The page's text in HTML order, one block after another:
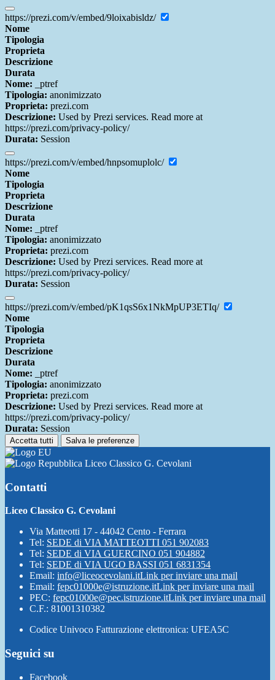
https://prezi.com/v/embed/9loixabisldz/
Nome
Tipologia
Proprieta
Descrizione
Durata
Nome: _ptref
Tipologia: anonimizzato
Proprieta: prezi.com
Descrizione: Used by Prezi services. Read more at
https://prezi.com/privacy-policy/
Durata: Session
https://prezi.com/v/embed/hnpsomuplolc/
Nome
Tipologia
Proprieta
Descrizione
Durata
Nome: _ptref
Tipologia: anonimizzato
Proprieta: prezi.com
Descrizione: Used by Prezi services. Read more at
https://prezi.com/privacy-policy/
Durata: Session
https://prezi.com/v/embed/pK1qsS6x1NkMpUP3ETIq/
Nome
Tipologia
Proprieta
Descrizione
Durata
Nome: _ptref
Tipologia: anonimizzato
Proprieta: prezi.com
Descrizione: Used by Prezi services. Read more at
https://prezi.com/privacy-policy/
Durata: Session
Accetta tutti Salva le preferenze
Liceo Classico G. Cevolani
Contatti
Liceo Classico G. Cevolani
Via Matteotti 17 - 44042 Cento - Ferrara
Tel: SEDE di VIA MATTEOTTI 051 902083
Tel: SEDE di VIA GUERCINO 051 904882
Tel: SEDE di VIA UGO BASSI 051 6831354
Email: info@liceocevolani.itLink per inviare una mail
Email: fepc01000e@istruzione.itLink per inviare una mail
PEC: fepc01000e@pec.istruzione.itLink per inviare una mail
C.F.: 81001310382
Codice Univoco Fatturazione elettronica: UFEA5C
Seguici su
Facebook